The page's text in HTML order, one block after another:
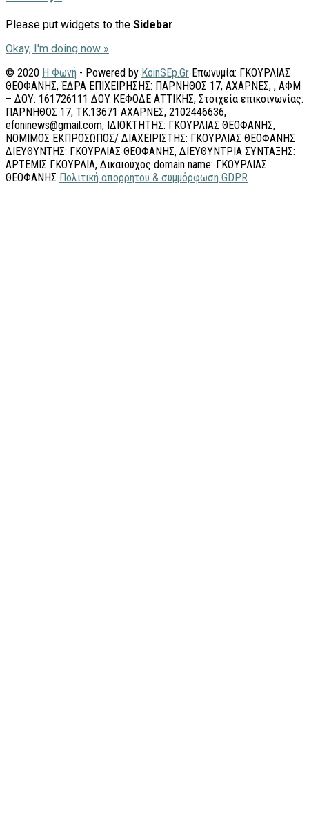
Please put widgets to the Sidebar
Okay, I'm doing now »
© 2020 Η Φωνή - Powered by KoinSEp.Gr Επωνυμία: ΓΚΟΥΡΛΙΑΣ
ΘΕΟΦΑΝΗΣ, ΈΔΡΑ ΕΠΙΧΕΙΡΗΣΗΣ: ΠΑΡΝΗΘΟΣ 17, ΑΧΑΡΝΕΣ, , ΑΦΜ
– ΔΟΥ: 161726111 ΔΟΥ ΚΕΦΟΔΕ ΑΤΤΙΚΗΣ, Στοιχεία επικοινωνίας:
ΠΑΡΝΗΘΟΣ 17, ΤΚ:13671 ΑΧΑΡΝΕΣ, 2102446636,
efoninews@gmail.com, ΙΔΙΟΚΤΗΤΗΣ: ΓΚΟΥΡΛΙΑΣ ΘΕΟΦΑΝΗΣ,
ΝΟΜΙΜΟΣ ΕΚΠΡΟΣΩΠΟΣ/ ΔΙΑΧΕΙΡΙΣΤΗΣ: ΓΚΟΥΡΛΙΑΣ ΘΕΟΦΑΝΗΣ
ΔΙΕΥΘΥΝΤΗΣ: ΓΚΟΥΡΛΙΑΣ ΘΕΟΦΑΝΗΣ, ΔΙΕΥΘΥΝΤΡΙΑ ΣΥΝΤΑΞΗΣ:
ΑΡΤΕΜΙΣ ΓΚΟΥΡΛΙΑ, Δικαιούχος domain name: ΓΚΟΥΡΛΙΑΣ
ΘΕΟΦΑΝΗΣ Πολιτική απορρήτου & συμμόρφωση GDPR